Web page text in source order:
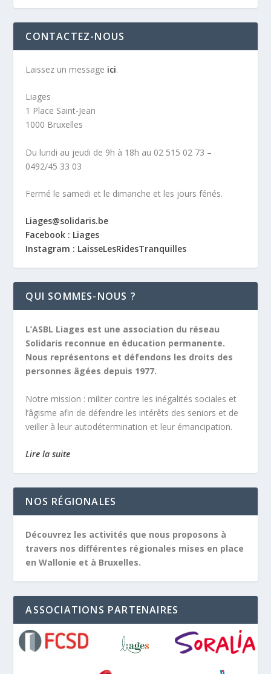
CONTACTEZ-NOUS
Laissez un message ici.
Liages
1 Place Saint-Jean
1000 Bruxelles
Du lundi au jeudi de 9h à 18h au 02 515 02 73 –
0492/45 33 03
Fermé le samedi et le dimanche et les jours fériés.
Liages@solidaris.be
Facebook : Liages
Instagram : LaisseLesRidesTranquilles
QUI SOMMES-NOUS ?
L’ASBL Liages est une association du réseau
Solidaris reconnue en éducation permanente.
Nous représentons et défendons les droits des
personnes âgées depuis 1977.
Notre mission : militer contre les inégalités sociales et
l’âgisme afin de défendre les intérêts des seniors et de
veiller à leur autodétermination et leur émancipation.
Lire la suite
NOS RÉGIONALES
Découvrez les activités que nous proposons à
travers nos différentes régionales mises en place
en Wallonie et à Bruxelles.
ASSOCIATIONS PARTENAIRES